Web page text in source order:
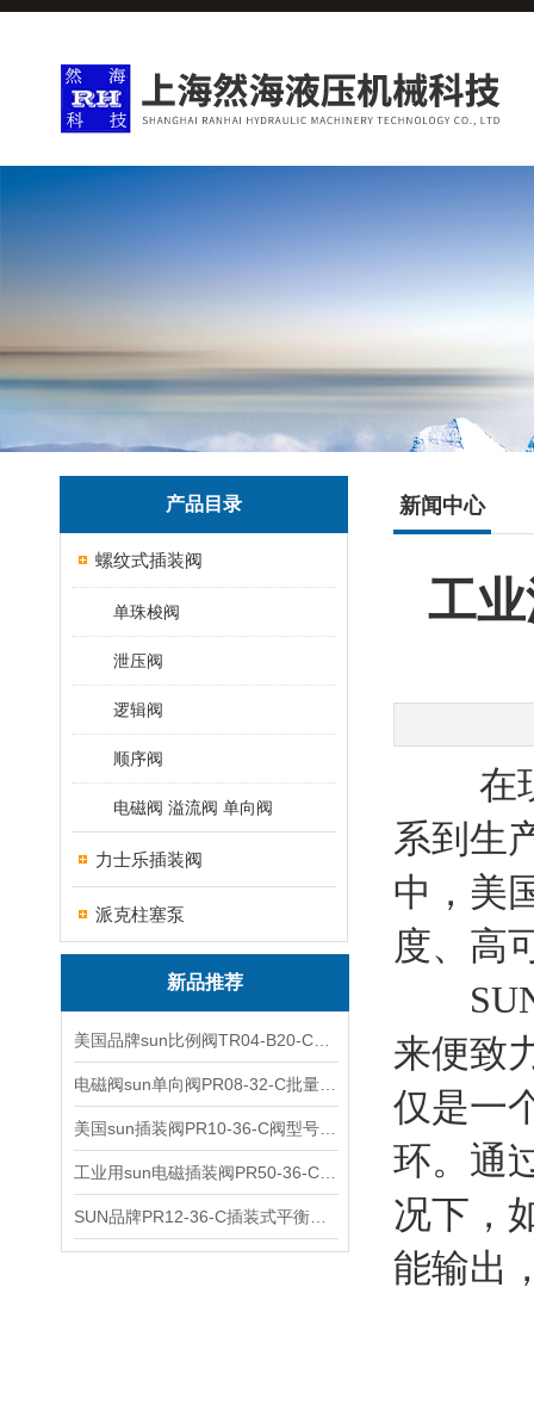
产品目录
螺纹式插装阀
单珠梭阀
泄压阀
逻辑阀
顺序阀
电磁阀 溢流阀 单向阀
力士乐插装阀
派克柱塞泵
新品推荐
新闻中心
工
在现
系到生
中，美
度、高
SUN
来便致
仅是一
环。通
况下，
能输出